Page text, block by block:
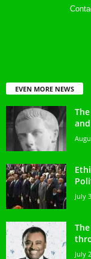
EVEN MORE NEWS
July
July